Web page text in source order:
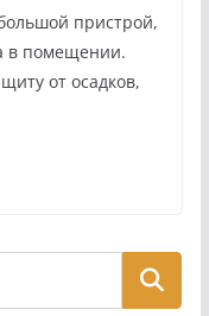
пристрой,
в помещении.
от осадков,